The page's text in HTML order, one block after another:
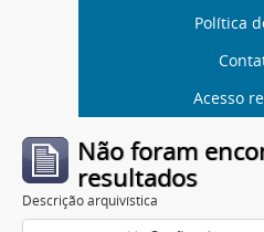
Política
Acesso
Não foram
resultados
Descrição arquivística